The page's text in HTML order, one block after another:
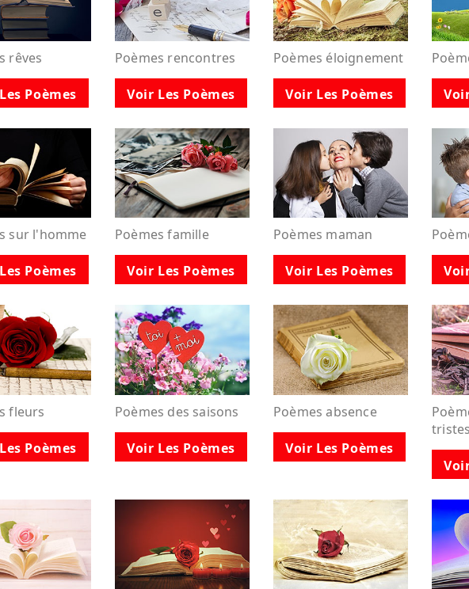
rêves
Poèmes
Poèmes rencontres
Voir Les Poèmes
Poèmes éloignement
Voir Les Poèmes
sur l'homme
Poèmes
Poèmes famille
Voir Les Poèmes
Poèmes maman
Voir Les Poèmes
fleurs
Poèmes
Poèmes des saisons
Voir Les Poèmes
Poèmes absence
Voir Les Poèmes